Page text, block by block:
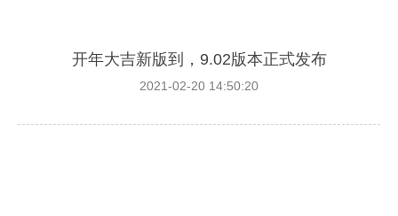
开年大吉新版到，9.02版本正式发布
2021-02-20 14:50:20